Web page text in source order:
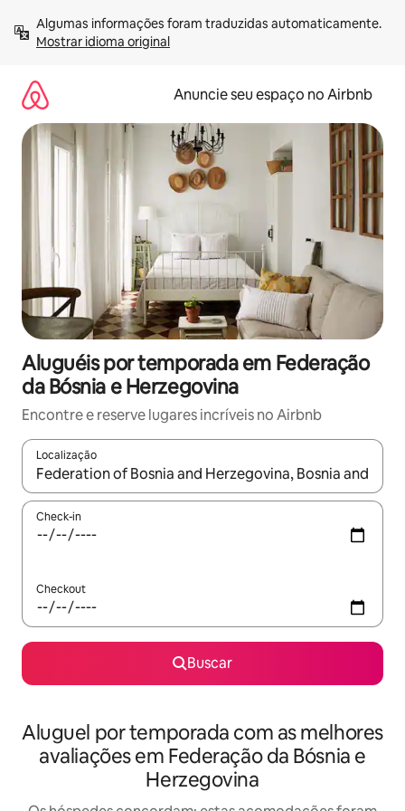
para
Mostrar idioma original
Anuncie seu espaço no Airbnb
Aluguéis por temporada em Federação
da Bósnia e Herzegovina
Encontre e reserve lugares incríveis no Airbnb
Localização
Quando os resultados estiverem disponíveis, explore-os
Check-in
Checkout
Buscar
Aluguel por temporada com as melhores
avaliações em Federação da Bósnia e
Herzegovina